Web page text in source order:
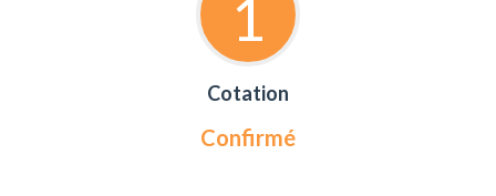
1
Cotation
Confirmé